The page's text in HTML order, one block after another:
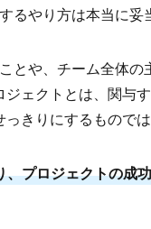
るやり方は本当に妥
とや、チーム全体
ェクトとは、関与
きりにするものでは
プロジェクトの成